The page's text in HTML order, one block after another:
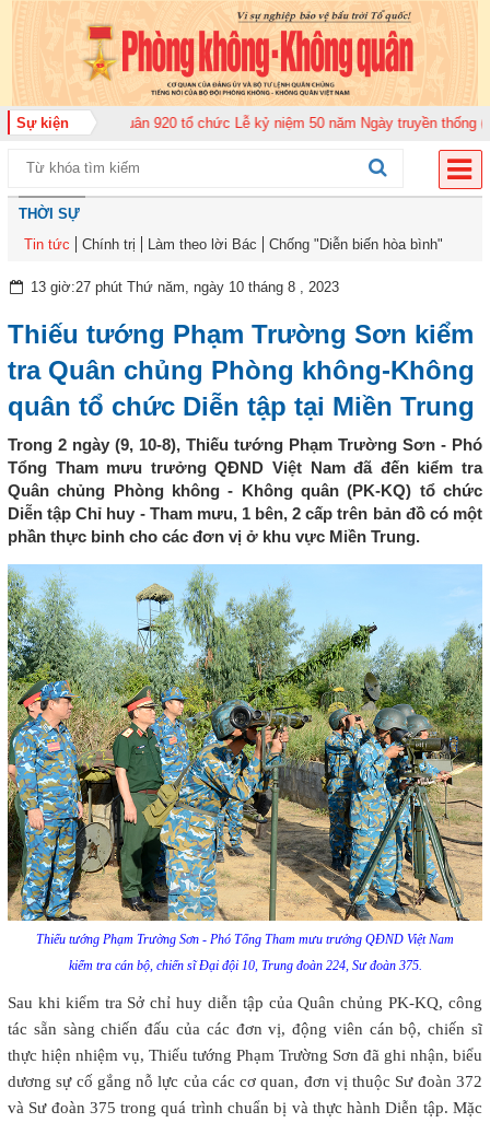
Sự kiện
đoàn Không quân 920 tổ chức Lễ kỷ niệm 50 năm Ngày truyền thống (12-
THỜI SỰ
Tin tức
Chính trị Làm theo lời Bác Chống "Diễn biến hòa bình"
13 giờ:27 phút Thứ năm, ngày 10 tháng 8 , 2023
Thiếu tướng Phạm Trường Sơn kiểm
tra Quân chủng Phòng không-Không
quân tổ chức Diễn tập tại Miền Trung
Trong 2 ngày (9, 10-8), Thiếu tướng Phạm Trường Sơn - Phó
Tổng Tham mưu trưởng QĐND Việt Nam đã đến kiểm tra
Quân chủng Phòng không - Không quân (PK-KQ) tổ chức
Diễn tập Chỉ huy - Tham mưu, 1 bên, 2 cấp trên bản đồ có một
phần thực binh cho các đơn vị ở khu vực Miền Trung.
Thiếu tướng Phạm Trường Sơn - Phó Tổng Tham mưu trưởng QĐND Việt Nam
kiểm tra cán bộ, chiến sĩ Đại đội 10, Trung đoàn 224, Sư đoàn 375.
Sau khi kiểm tra Sở chỉ huy diễn tập của Quân chủng PK-KQ, công
tác sẵn sàng chiến đấu của các đơn vị, động viên cán bộ, chiến sĩ
thực hiện nhiệm vụ, Thiếu tướng Phạm Trường Sơn đã ghi nhận, biểu
dương sự cố gắng nỗ lực của các cơ quan, đơn vị thuộc Sư đoàn 372
và Sư đoàn 375 trong quá trình chuẩn bị và thực hành Diễn tập. Mặc